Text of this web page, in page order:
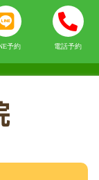
予約 電話予約